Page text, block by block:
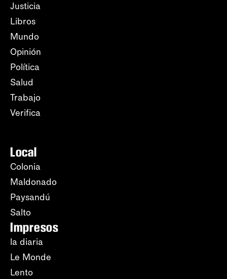
Justicia
Libros
Mundo
Opinión
Política
Salud
Trabajo
Verifica
Local
Colonia
Maldonado
Paysandú
Salto
Impresos
la diaria
Le Monde
Lento